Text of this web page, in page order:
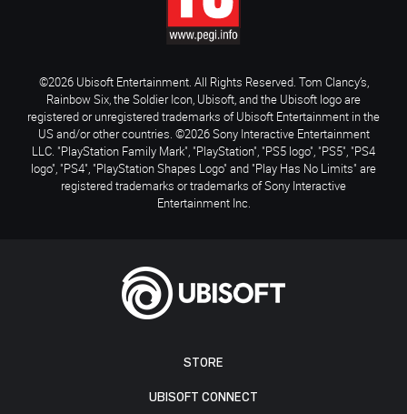
STORE
UBISOFT CONNECT
©2026 Ubisoft Entertainment. All Rights Reserved. Tom Clancy’s,
Rainbow Six, the Soldier Icon, Ubisoft, and the Ubisoft logo are
registered or unregistered trademarks of Ubisoft Entertainment in the
US and/or other countries. ©2026 Sony Interactive Entertainment
LLC. "PlayStation Family Mark", "PlayStation", "PS5 logo", "PS5", "PS4
logo", "PS4", "PlayStation Shapes Logo" and "Play Has No Limits" are
registered trademarks or trademarks of Sony Interactive
Entertainment Inc.